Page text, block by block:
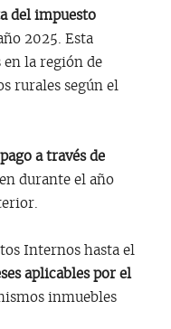
del impuesto
2025. Esta
en la región de
rurales según el
a través de
durante el año
Internos hasta el
aplicables por el
inmuebles